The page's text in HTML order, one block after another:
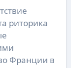
риторика
Франции в